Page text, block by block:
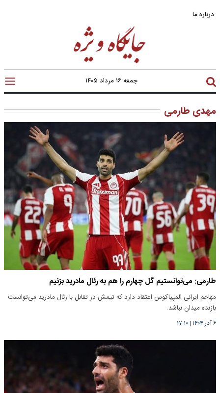
درباره ما
جمعه ۱۶ مرداد ۱۴۰۵
مهدی طارمی
طارمی: می‌توانستیم گل چهارم را هم به رئال مادرید بزنیم
مهاجم ایرانی المپیاکوس اعتقاد دارد که تیمش در تقابل با رئال مادرید می‌توانست
بازنده میدان نباشد.
۶ آذر ۱۴۰۴ |۱۷:۱۰